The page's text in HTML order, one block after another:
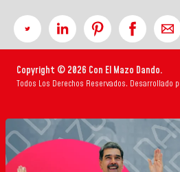
Copyright © 2026 Con El Mazo Dando.
Todos Los Derechos Reservados. Desarrollado